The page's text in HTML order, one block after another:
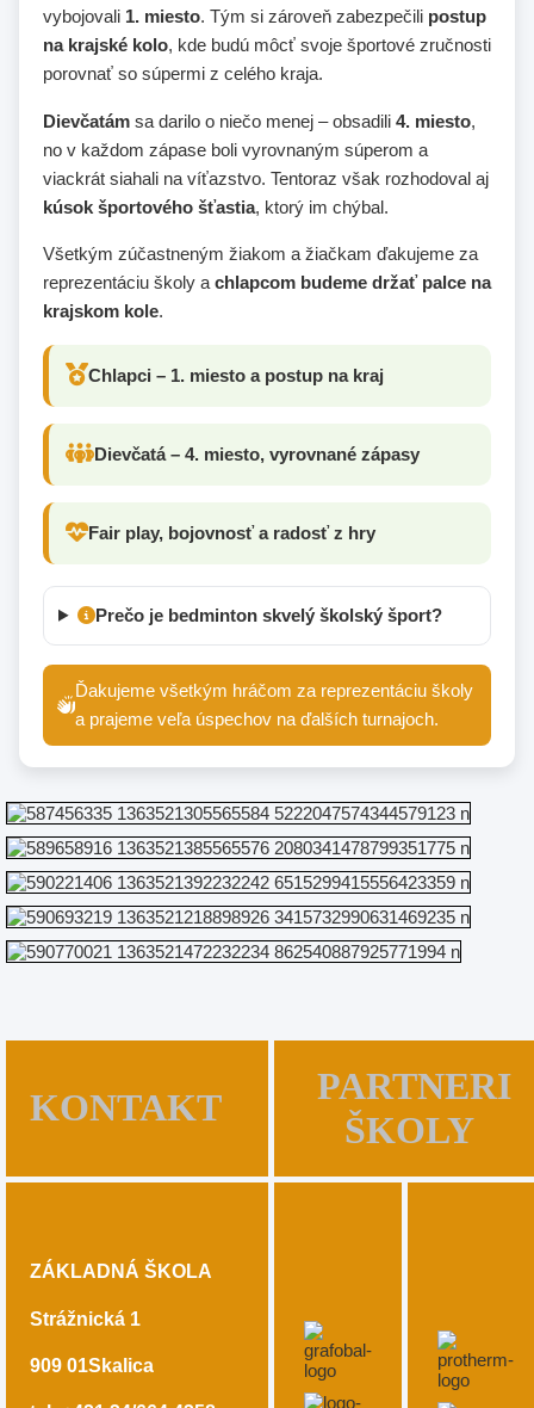
vybojovali 1. miesto. Tým si zároveň zabezpečili postup
na krajské kolo, kde budú môcť svoje športové zručnosti
porovnať so súpermi z celého kraja.
Dievčatám sa darilo o niečo menej – obsadili 4. miesto,
no v každom zápase boli vyrovnaným súperom a
viackrát siahali na víťazstvo. Tentoraz však rozhodoval aj
kúsok športového šťastia, ktorý im chýbal.
Všetkým zúčastneným žiakom a žiačkam ďakujeme za
reprezentáciu školy a chlapcom budeme držať palce na
krajskom kole.
Chlapci – 1. miesto a postup na kraj
Dievčatá – 4. miesto, vyrovnané zápasy
Fair play, bojovnosť a radosť z hry
Prečo je bedminton skvelý školský šport?
Ďakujeme všetkým hráčom za reprezentáciu školy
a prajeme veľa úspechov na ďalších turnajoch.
KONTAKT
PARTNERI
ŠKOLY
ZÁKLADNÁ ŠKOLA
Strážnická 1
909 01Skalica